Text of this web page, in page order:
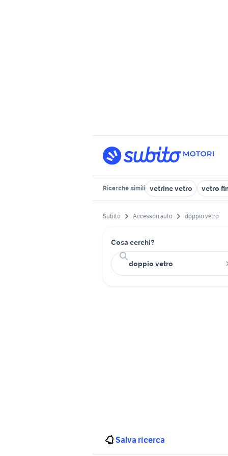
Ricerche simili vetrine vetro vetro
Subito Accessori auto doppio vetro
Cosa cerchi?
Salva ricerca